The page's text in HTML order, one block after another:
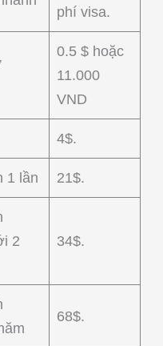
phí visa.
0.5 $ hoặc
11.000
VND
4$.
1 lần 21$.
2
34$.
68$.